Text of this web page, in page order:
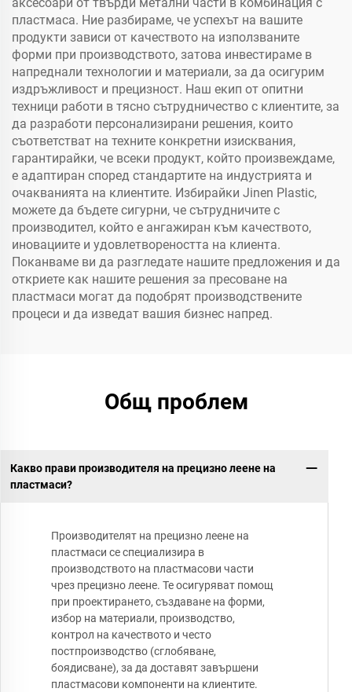
пластмаса. Ние разбираме, че успехът на вашите
продукти зависи от качеството на използваните
форми при производството, затова инвестираме в
напреднали технологии и материали, за да осигурим
издръжливост и прецизност. Наш екип от опитни
техници работи в тясно сътрудничество с клиентите, за
да разработи персонализирани решения, които
съответстват на техните конкретни изисквания,
гарантирайки, че всеки продукт, който произвеждаме,
е адаптиран според стандартите на индустрията и
очакванията на клиентите. Избирайки Jinen Plastic,
можете да бъдете сигурни, че сътрудничите с
производител, който е ангажиран към качеството,
иновациите и удовлетвореността на клиента.
Поканваме ви да разгледате нашите предложения и да
откриете как нашите решения за пресоване на
пластмаси могат да подобрят производствените
процеси и да изведат вашия бизнес напред.
Общ проблем
Какво прави производителя на прецизно леене на
пластмаси?
Производителят на прецизно леене на
пластмаси се специализира в
производството на пластмасови части
чрез прецизно леене. Те осигуряват помощ
при проектирането, създаване на форми,
избор на материали, производство,
контрол на качеството и често
постпроизводство (сглобяване,
боядисване), за да доставят завършени
пластмасови компоненти на клиентите.